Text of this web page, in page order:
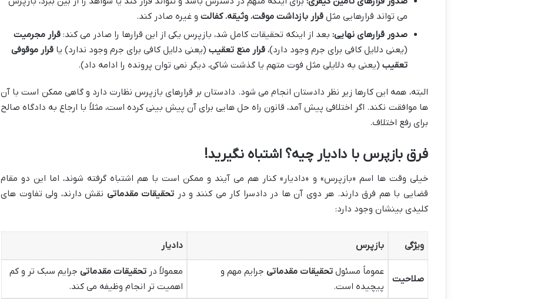
می تواند قرارهایی مثلقرار بازداشت موقت،وثیقه،کفالت و غیره صادر کند.
صدور قرارهای نهایی: بعد از اینکه تحقیقات کامل شد، بازپرس یکی از این قرارها را صادر می کند:قرار مجرمیت
(یعنی دلایل کافی برای جرم وجود دارد)،قرار منع تعقیب (یعنی دلایل کافی برای جرم وجود ندارد) یاقرار موقوفی
تعقیب (یعنی به دلایلی مثل فوت متهم یا گذشت شاکی، دیگر نمی توان پرونده را ادامه داد).
البته، همه این کارها زیر نظر دادستان انجام می شود. دادستان بر قرارهای بازپرس نظارت دارد و گاهی ممکن است با آن
ها موافقت نکند. اگر اختلافی پیش آمد، قانون راه حل هایی برای آن پیش بینی کرده است، مثلاً با ارجاع به دادگاه صالح
برای رفع اختلاف.
فرق بازپرس با دادیار چیه؟ اشتباه نگیرید!
خیلی وقت ها اسم «بازپرس» و «دادیار» کنار هم می آیند و ممکن است با هم اشتباه گرفته شوند، اما این دو مقام
قضایی با هم فرق دارند. هر دوی آن ها در دادسرا کار می کنند و در تحقیقات مقدماتی نقش دارند، ولی تفاوت های
کلیدی بینشان وجود دارد:
ویژگی بازپرس دادیار
صلاحیت
عموماً مسئولتحقیقات مقدماتی جرایم مهم و
پیچیده است.
معمولاً درتحقیقات مقدماتی جرایم سبک تر و کم
اهمیت تر انجام وظیفه می کند.